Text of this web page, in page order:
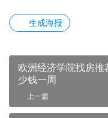
生成海报
欧洲经济学院找房
少钱一周
上一篇